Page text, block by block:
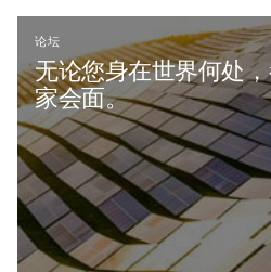
论坛
无论您身在世界何处
家会面。